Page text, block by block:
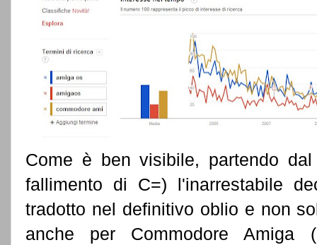
Come è ben visibile, partendo
fallimento di C=) l'inarrestabile
tradotto nel definitivo oblio e non
anche per Commodore